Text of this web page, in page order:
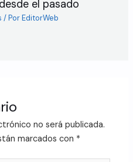
el pasado
/ PorEditorWeb
no será publicada.
marcados con *